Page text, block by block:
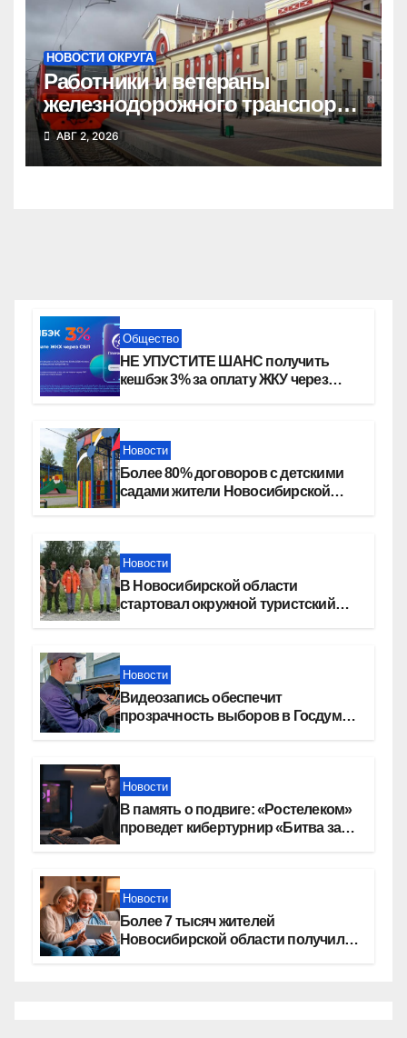
НОВОСТИ ОКРУГА
Работники и ветераны
железнодорожного транспорта
Татарского округа принимают
поздравления
АВГ 2, 2026
Общество
НЕ УПУСТИТЕ ШАНС получить
кешбэк 3% за оплату ЖКУ через
Новости
Более 80% договоров с детскими
садами жители Новосибирской
Новости
В Новосибирской области
стартовал окружной туристский
Новости
Видеозапись обеспечит
прозрачность выборов в Госдуму
Новости
В память о подвиге: «Ростелеком»
проведет кибертурнир «Битва за
Новости
Более 7 тысяч жителей
Новосибирской области получили